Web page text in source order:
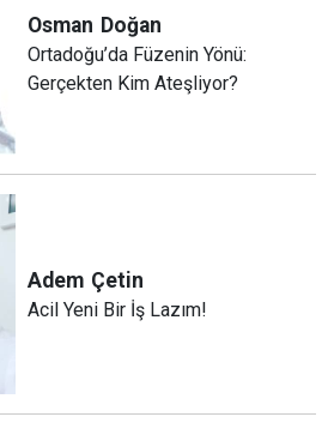
Osman Doğan
Ortadoğu’da Füzenin Yönü:
Gerçekten Kim Ateşliyor?
Adem Çetin
Acil Yeni Bir İş Lazım!